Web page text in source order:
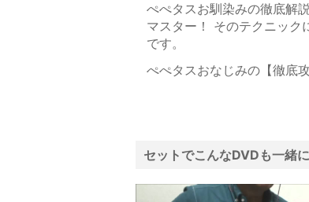
ぺぺタスお馴染みの徹底解
マスター！ そのテクニック
です。
ぺぺタスおなじみの【徹底
セットでこんなDVDも一緒